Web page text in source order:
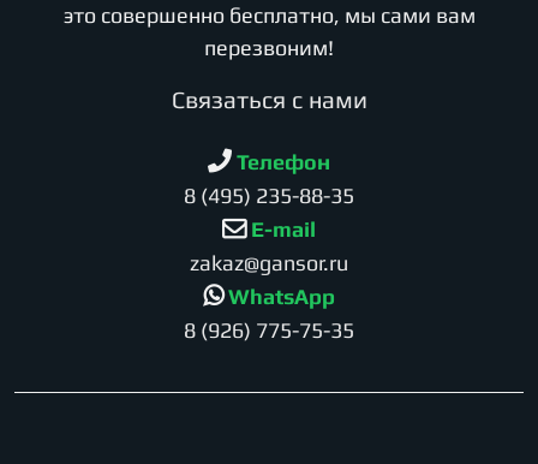
это совершенно бесплатно, мы сами вам
перезвоним!
Cвязаться с нами
Телефон
8 (495) 235-88-35
E-mail
zakaz@gansor.ru
WhatsApp
8 (926) 775-75-35